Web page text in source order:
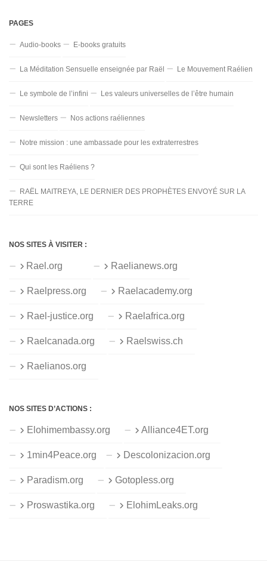
PAGES
Audio-books E-books gratuits
La Méditation Sensuelle enseignée par Raël Le Mouvement Raélien
Le symbole de l’infini Les valeurs universelles de l’être humain
Newsletters Nos actions raéliennes
Notre mission : une ambassade pour les extraterrestres
Qui sont les Raéliens ?
RAËL MAITREYA, LE DERNIER DES PROPHÈTES ENVOYÉ SUR LA
TERRE
NOS SITES À VISITER :
Rael.org Raelianews.org
Raelpress.org Raelacademy.org
Rael-justice.org Raelafrica.org
Raelcanada.org Raelswiss.ch
Raelianos.org
NOS SITES D’ACTIONS :
Elohimembassy.org Alliance4ET.org
1min4Peace.org Descolonizacion.org
Paradism.org Gotopless.org
Proswastika.org ElohimLeaks.org